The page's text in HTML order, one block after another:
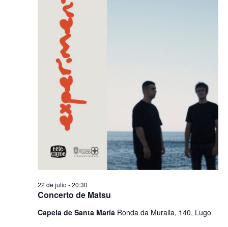
Concerto de Matsu
22 de julio - 20:30
Capela de Santa María Ronda da Muralla, 140, Lugo